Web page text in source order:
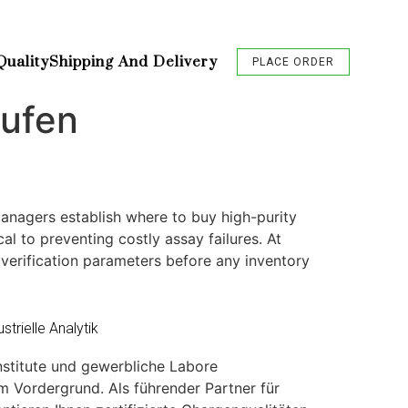
Shipping And Delivery PLACE ORDER
establish where to buy high-purity
to preventing costly assay failures. At
parameters before any inventory
Analytik
und gewerbliche Labore
Vordergrund. Als führender Partner für